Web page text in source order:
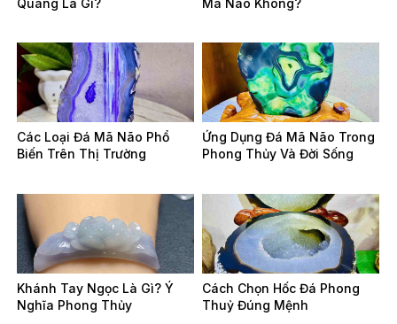
Các Loại Đá Mã Não Phổ
Biến Trên Thị Trường
Ứng Dụng Đá Mã Não Trong
Phong Thủy Và Đời Sống
Khánh Tay Ngọc Là Gì? Ý
Nghĩa Phong Thủy
Cách Chọn Hốc Đá Phong
Thuỷ Đúng Mệnh